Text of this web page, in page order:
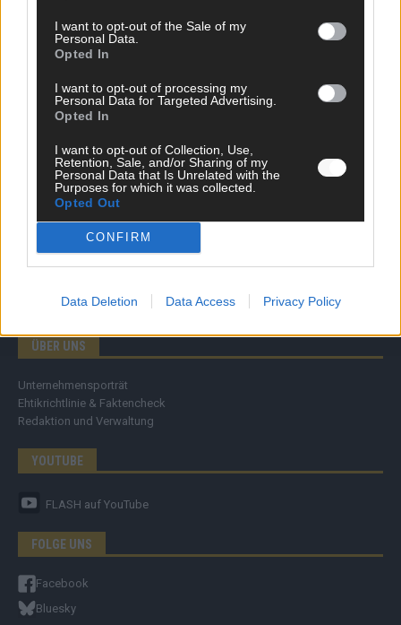
I want to opt-out of the Sale of my
Personal Data.
Opted In
I want to opt-out of processing my
Personal Data for Targeted Advertising.
Opted In
I want to opt-out of Collection, Use,
Retention, Sale, and/or Sharing of my
Personal Data that Is Unrelated with the
Purposes for which it was collected.
Opted Out
CONFIRM
Data Deletion Data Access Privacy Policy
Wirtschaft
Wissen
Kommentar
Eurovision
FLASH – DAS VIDEOPORTAL
ÜBER UNS
Unternehmensporträt
Ehtikrichtlinie & Faktencheck
Redaktion und Verwaltung
YOUTUBE
FLASH auf YouTube
FOLGE UNS
Facebook
Bluesky